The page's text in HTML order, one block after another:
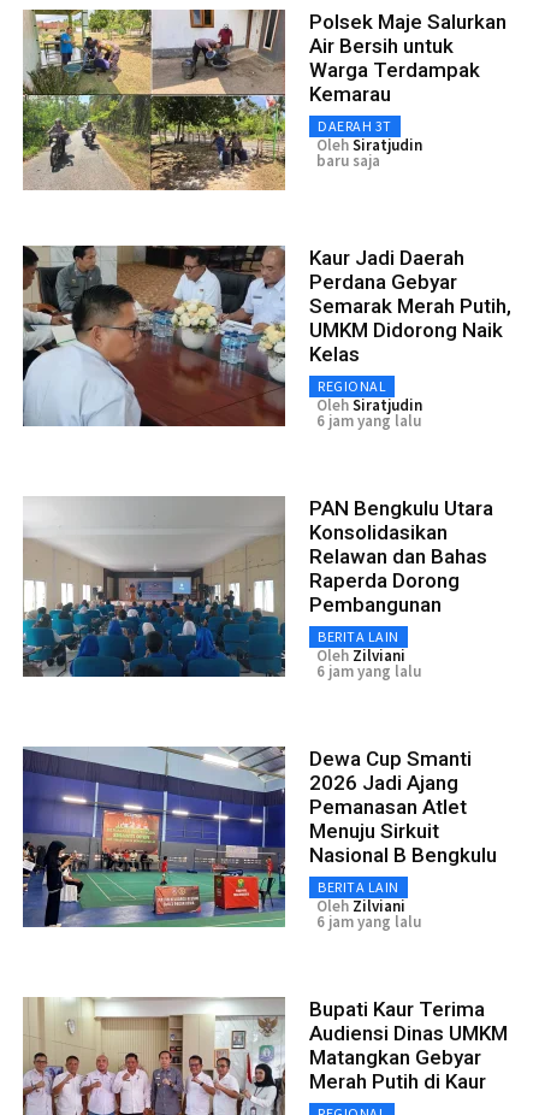
Polsek Maje Salurkan
Air Bersih untuk
Warga Terdampak
Kemarau
DAERAH 3T
OlehSiratjudin
baru saja
Kaur Jadi Daerah
Perdana Gebyar
Semarak Merah Putih,
UMKM Didorong Naik
Kelas
REGIONAL
OlehSiratjudin
6 jam yang lalu
PAN Bengkulu Utara
Konsolidasikan
Relawan dan Bahas
Raperda Dorong
Pembangunan
BERITA LAIN
Oleh Zilviani
6 jam yang lalu
Dewa Cup Smanti
2026 Jadi Ajang
Pemanasan Atlet
Menuju Sirkuit
Nasional B Bengkulu
BERITA LAIN
Oleh Zilviani
6 jam yang lalu
Bupati Kaur Terima
Audiensi Dinas UMKM
Matangkan Gebyar
Merah Putih di Kaur